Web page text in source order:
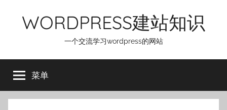
WORDPRESS建站知识
一个交流学习wordpress的网站
菜单